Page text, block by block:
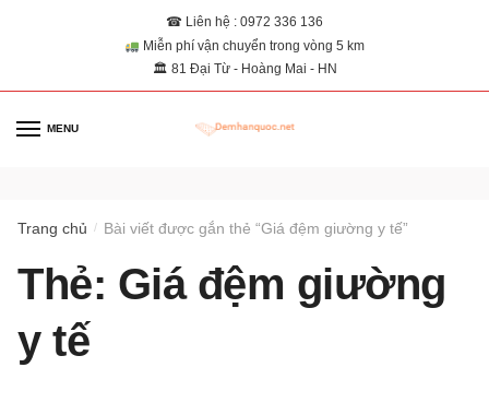
☎ Liên hệ : 0972 336 136
Miễn phí vận chuyển trong vòng 5 km
🏛 81 Đại Từ - Hoàng Mai - HN
MENU
Trang chủ / Bài viết được gắn thẻ “Giá đệm giường y tế”
Thẻ: Giá đệm giường
y tế